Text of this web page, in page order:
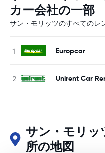
カー会社の一部
サン・モリッツのすべてのレ
Europcar
Unirent Car
サン・モリッ
所の地図